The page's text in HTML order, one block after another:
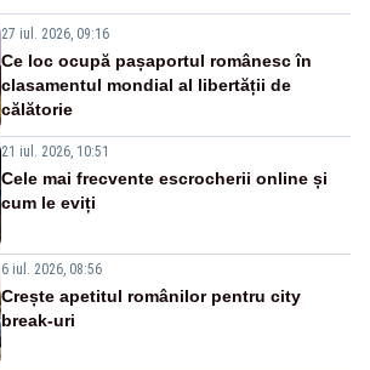
27 iul. 2026, 09:16
Ce loc ocupă pașaportul românesc în
clasamentul mondial al libertății de
călătorie
21 iul. 2026, 10:51
Cele mai frecvente escrocherii online și
cum le eviți
6 iul. 2026, 08:56
Crește apetitul românilor pentru city
break-uri